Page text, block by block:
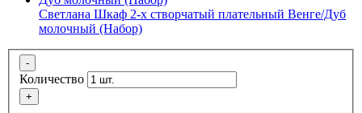
Светлана Шкаф 2-х створчатый плательный Венге/Дуб
молочный (Набор)
-
Количество
+